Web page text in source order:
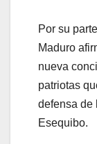
Por su
Maduro
nueva
patriotas
defensa de
Esequibo.